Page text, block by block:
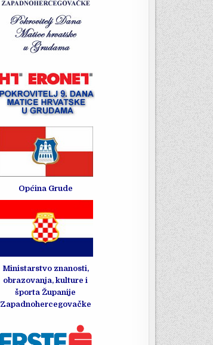
Općina Grude
Ministarstvo znanosti,
obrazovanja, kulture i
športa Županije
Zapadnohercegovačke